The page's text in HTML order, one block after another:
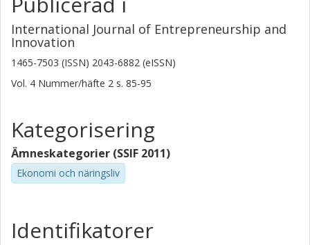
International Journal of Entrepreneurship and
Innovation
1465-7503 (ISSN) 2043-6882 (eISSN)
Vol. 4 Nummer/häfte 2 s. 85-95
Kategorisering
Ämneskategorier (SSIF 2011)
Ekonomi och näringsliv
Identifikatorer